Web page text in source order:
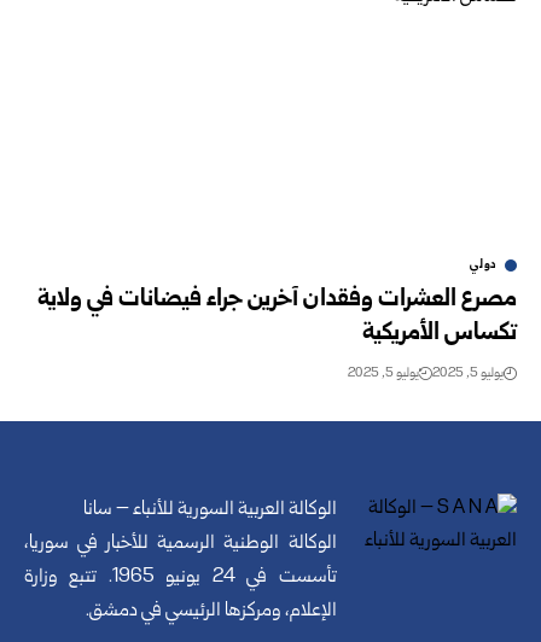
دولي
مصرع العشرات وفقدان آخرين جراء فيضانات في ولاية
تكساس الأمريكية
يوليو 5, 2025 يوليو 5, 2025
الوكالة العربية السورية للأنباء – سانا
الوكالة الوطنية الرسمية للأخبار في سوريا،
تأسست في 24 يونيو 1965. تتبع وزارة
الإعلام، ومركزها الرئيسي في دمشق.